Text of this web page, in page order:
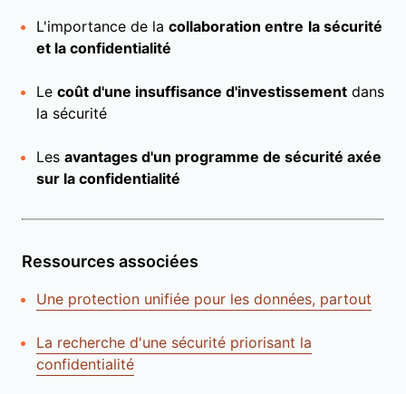
L'importance de la collaboration entre la sécurité
et la confidentialité
Le coût d'une insuffisance d'investissement dans
la sécurité
Les avantages d'un programme de sécurité axée
sur la confidentialité
Ressources associées
Une protection unifiée pour les données, partout
La recherche d'une sécurité priorisant la
confidentialité